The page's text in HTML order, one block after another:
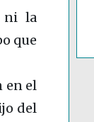
ni la
que
en el
del